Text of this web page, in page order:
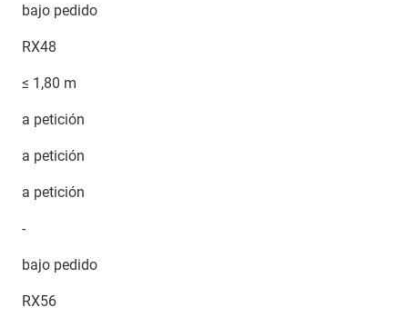
bajo pedido
RX48
≤ 1,80 m
a petición
a petición
a petición
-
bajo pedido
RX56